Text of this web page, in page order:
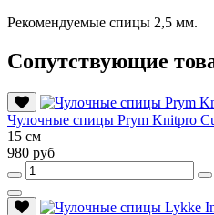
Рекомендуемые спицы 2,5 мм.
Сопутствующие
Чулочные спицы Prym Knitpro
15 см
980 руб